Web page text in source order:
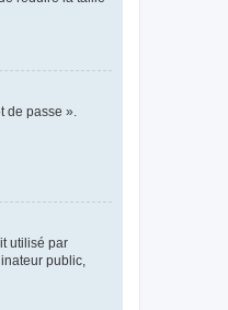
de passe ».
utilisé par
public,